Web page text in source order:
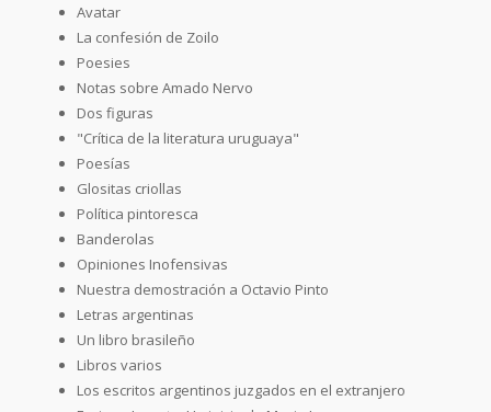
Avatar
La confesión de Zoilo
Poesies
Notas sobre Amado Nervo
Dos figuras
"Crítica de la literatura uruguaya"
Poesías
Glositas criollas
Política pintoresca
Banderolas
Opiniones Inofensivas
Nuestra demostración a Octavio Pinto
Letras argentinas
Un libro brasileño
Libros varios
Los escritos argentinos juzgados en el extranjero